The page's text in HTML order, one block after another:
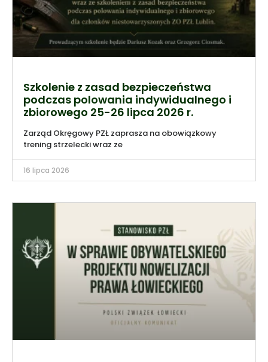
Szkolenie z zasad bezpieczeństwa
podczas polowania indywidualnego i
zbiorowego 25-26 lipca 2026 r.
Zarząd Okręgowy PZŁ zaprasza na obowiązkowy
trening strzelecki wraz ze
16 lipca 2026